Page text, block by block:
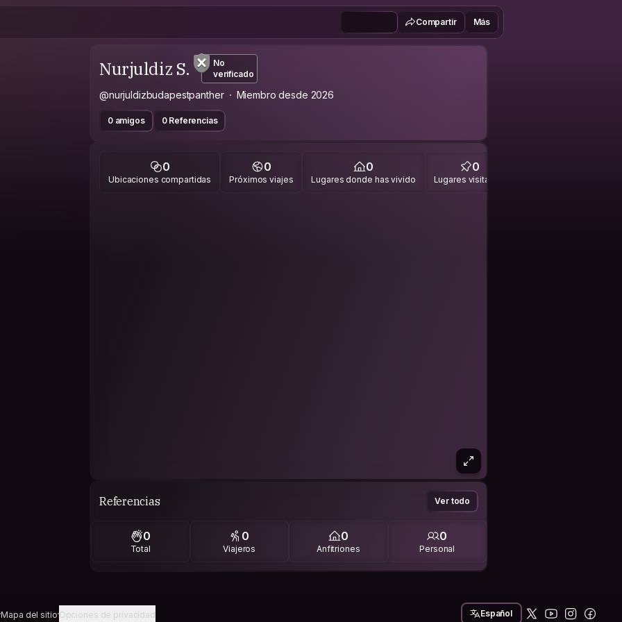
Compartir Más
Nurjuldiz S.
No
verificado
@nurjuldizbudapestpanther Miembro desde 2026
0 amigos 0 Referencias
0
Ubicaciones compartidas
0
Próximos viajes
0
Lugares donde has vivido
0
Lugares visitados
Referencias Ver todo
0
Total
0
Viajeros
0
Anfitriones
0
Personal
Mapa del sitioOpciones de privacidad Español